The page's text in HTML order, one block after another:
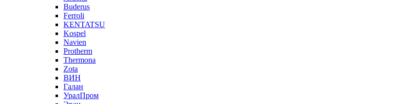
Buderus
Ferroli
KENTATSU
Kospel
Navien
Protherm
Thermona
Zota
ВИН
Галан
УралПром